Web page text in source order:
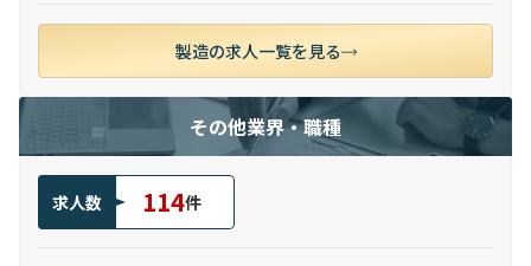
製造の求人一覧を見る
その他業界・職種
求人数 114件